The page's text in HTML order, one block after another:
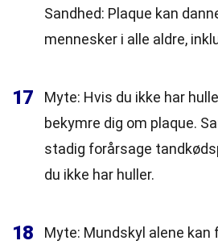
Sandhed: Plaque kan
mennesker i alle aldre,
17
Myte: Hvis du ikke har
bekymre dig om plaque.
stadig forårsage
du ikke har huller.
18
Myte: Mundskyl alene kan